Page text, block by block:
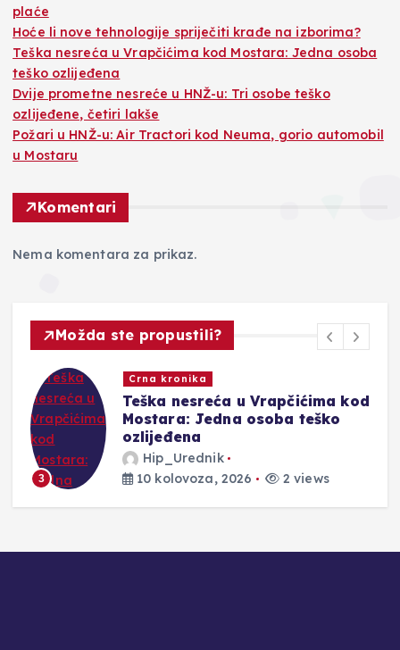
plaće
Hoće li nove tehnologije spriječiti krađe na izborima?
Teška nesreća u Vrapčićima kod Mostara: Jedna osoba
teško ozlijeđena
Dvije prometne nesreće u HNŽ-u: Tri osobe teško
ozlijeđene, četiri lakše
Požari u HNŽ-u: Air Tractori kod Neuma, gorio automobil
u Mostaru
Komentari
Nema komentara za prikaz.
Možda ste propustili?
kod
4
Novosti
Dvije prometne nesreće u
u: Tri osobe teško ozlijeđene,
četiri lakše
Hip_Urednik
10 kolovoza, 2026
2 views